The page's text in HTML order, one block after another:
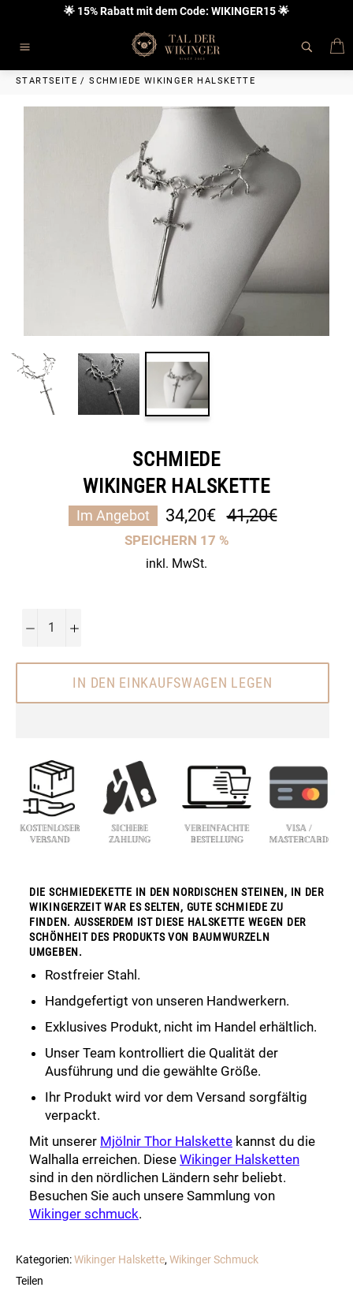
Inhalt
🌟 15% Rabatt mit dem Code: WIKINGER15 🌟
STARTSEITE /SCHMIEDE WIKINGER HALSKETTE
SCHMIEDE
WIKINGER HALSKETTE
Im Angebot 34,20€
Normaler
Preis
41,20€
SPEICHERN 17 %
inkl. MwSt.
− +
IN DEN EINKAUFSWAGEN LEGEN
DIE SCHMIEDEKETTE IN DEN NORDISCHEN STEINEN, IN DER
WIKINGERZEIT WAR ES SELTEN, GUTE SCHMIEDE ZU
FINDEN. AUSSERDEM IST DIESE HALSKETTE WEGEN DER
SCHÖNHEIT DES PRODUKTS VON BAUMWURZELN
UMGEBEN.
Rostfreier Stahl.
Handgefertigt von unseren Handwerkern.
Exklusives Produkt, nicht im Handel erhältlich.
Unser Team kontrolliert die Qualität der
Ausführung und die gewählte Größe.
Ihr Produkt wird vor dem Versand sorgfältig
verpackt.
Mit unserer Mjölnir Thor Halskette kannst du die
Walhalla erreichen. Diese Wikinger Halsketten
sind in den nördlichen Ländern sehr beliebt.
Besuchen Sie auch unsere Sammlung von
Wikinger schmuck.
Kategorien:Wikinger Halskette,Wikinger Schmuck
Teilen